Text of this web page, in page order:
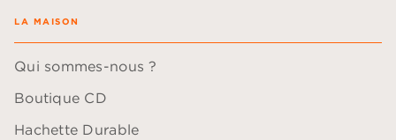
LA MAISON
Qui sommes-nous ?
Boutique CD
Hachette Durable